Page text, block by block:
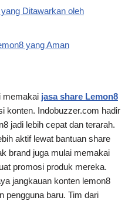
Ditawarkan oleh
yang Aman
memakai jasa share Lemon8
konten. Indobuzzer.com hadir
jadi lebih cepat dan terarah.
aktif lewat bantuan share
brand juga mulai memakai
promosi produk mereka.
jangkauan konten lemon8
pengguna baru. Tim dari